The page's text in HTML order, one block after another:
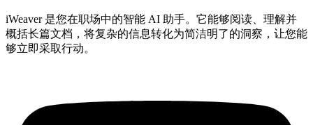
iWeaver 是您在职场中的智能 AI 助手。它能够阅读、理解并
概括长篇文档，将复杂的信息转化为简洁明了的洞察，让您能
够立即采取行动。